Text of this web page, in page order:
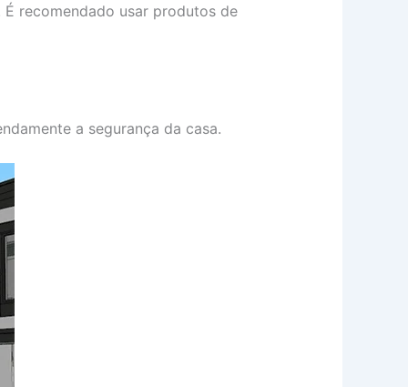
recomendado usar produtos de
a segurança da casa.